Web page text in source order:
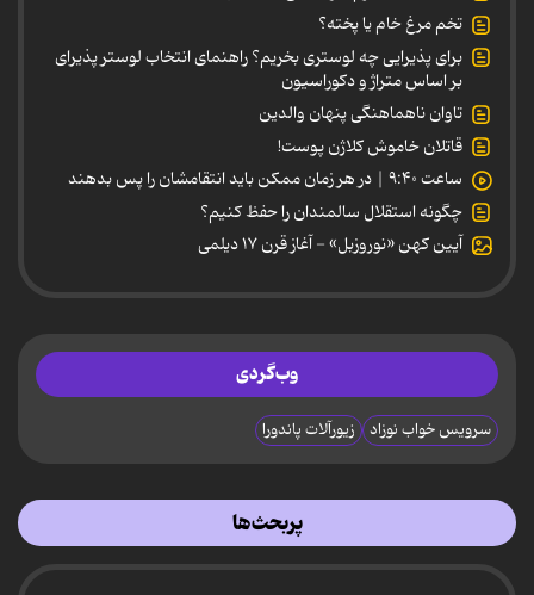
تخم مرغ خام یا پخته؟
برای پذیرایی چه لوستری بخریم؟ راهنمای انتخاب لوستر پذیرای
بر اساس متراژ و دکوراسیون
تاوان ناهماهنگی پنهان والدین
قاتلان خاموش کلاژن پوست!
ساعت ۹:۴۰ | در هر زمان ممکن باید انتقامشان را پس بدهند
چگونه استقلال سالمندان را حفظ کنیم؟
آیین کهن «نوروزبل» - آغاز قرن ۱۷ دیلمی
وب‌گردی
سرویس خواب نوزاد زیورآلات پاندورا
پربحث‌ها